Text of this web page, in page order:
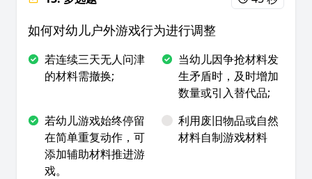
如何对幼儿户外游戏行为进行调整
若连续三天无人问津
的材料需撤换;
当幼儿因争抢材料发
生矛盾时，及时增加
数量或引入替代品;
若幼儿游戏始终停留
在简单重复动作，可
添加辅助材料推进游
戏。
利用废旧物品或自然
材料自制游戏材料